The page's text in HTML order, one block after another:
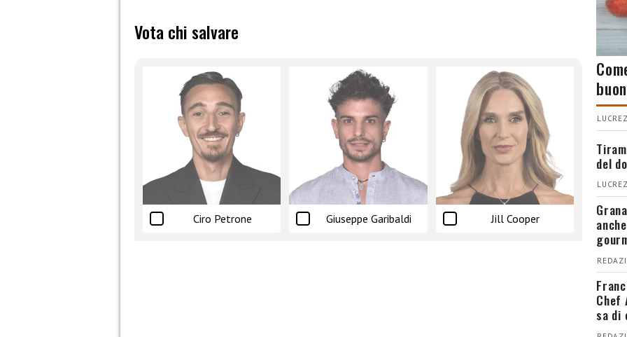
Vota chi salvare
Ciro Petrone Giuseppe Garibaldi Jill Cooper
del
Chef
sa di